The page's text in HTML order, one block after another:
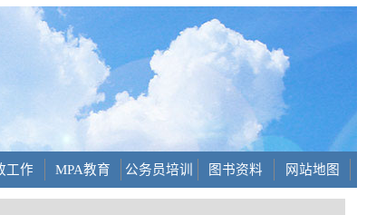
工作 MPA教育 公务员培训 图书资料 网站地图